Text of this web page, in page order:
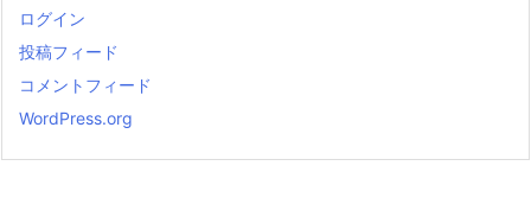
ログイン
投稿フィード
コメントフィード
WordPress.org